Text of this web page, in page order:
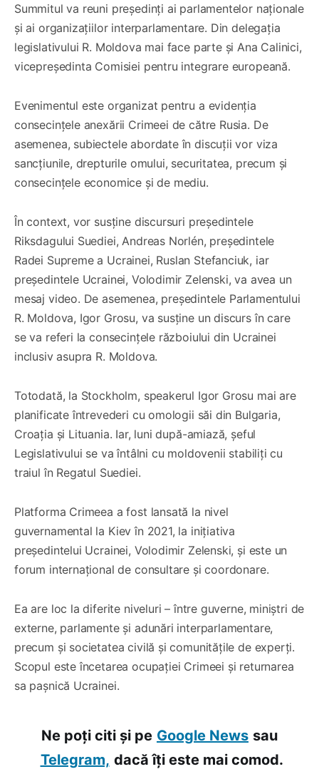
Summitul va reuni președinți ai parlamentelor naționale
și ai organizațiilor interparlamentare. Din delegația
legislativului R. Moldova mai face parte și Ana Calinici,
vicepreședinta Comisiei pentru integrare europeană.
Evenimentul este organizat pentru a evidenția
consecințele anexării Crimeei de către Rusia. De
asemenea, subiectele abordate în discuții vor viza
sancțiunile, drepturile omului, securitatea, precum și
consecințele economice și de mediu.
În context, vor susține discursuri președintele
Riksdagului Suediei, Andreas Norlén, președintele
Radei Supreme a Ucrainei, Ruslan Stefanciuk, iar
președintele Ucrainei, Volodimir Zelenski, va avea un
mesaj video. De asemenea, președintele Parlamentului
R. Moldova, Igor Grosu, va susține un discurs în care
se va referi la consecințele războiului din Ucrainei
inclusiv asupra R. Moldova.
Totodată, la Stockholm, speakerul Igor Grosu mai are
planificate întrevederi cu omologii săi din Bulgaria,
Croația și Lituania. Iar, luni după-amiază, șeful
Legislativului se va întâlni cu moldovenii stabiliți cu
traiul în Regatul Suediei.
Platforma Crimeea a fost lansată la nivel
guvernamental la Kiev în 2021, la inițiativa
președintelui Ucrainei, Volodimir Zelenski, și este un
forum internațional de consultare și coordonare.
Ea are loc la diferite niveluri – între guverne, miniștri de
externe, parlamente și adunări interparlamentare,
precum și societatea civilă și comunitățile de experți.
Scopul este încetarea ocupației Crimeei și returnarea
sa pașnică Ucrainei.
Ne poți citi și pe Google News sau
Telegram, dacă îți este mai comod.